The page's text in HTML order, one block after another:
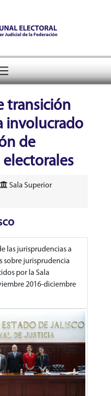
del
transición
involucrado
de
Sala Superior
las jurisprudencias a
sobre jurisprudencia
por la Sala
2016-diciembre